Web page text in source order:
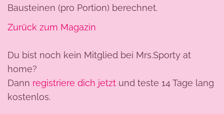
Bausteinen (pro Portion) berechnet.
Zurück zum Magazin
Du bist noch kein Mitglied bei Mrs.Sporty at
home?
Dann registriere dich jetzt und teste 14 Tage lang
kostenlos.